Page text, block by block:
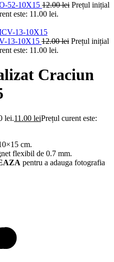
52-10X15 12.00lei Prețul inițial
este: 11.00 lei.
13-10X15 12.00lei Prețul inițial
este: 11.00 lei.
Craciun
lei.11.00 leiPrețul curent este:
cm.
flexibil de 0.7 mm.
pentru a adauga fotografia